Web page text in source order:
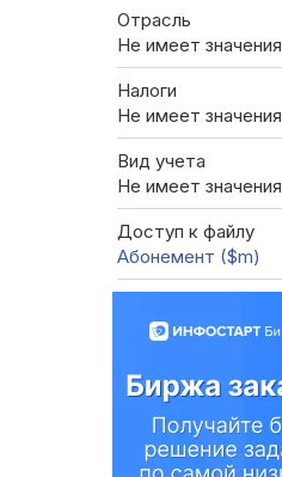
Отрасль
Не имеет значения
Налоги
Не имеет значения
Вид учета
Не имеет значения
Доступ к файлу
Абонемент ($m)